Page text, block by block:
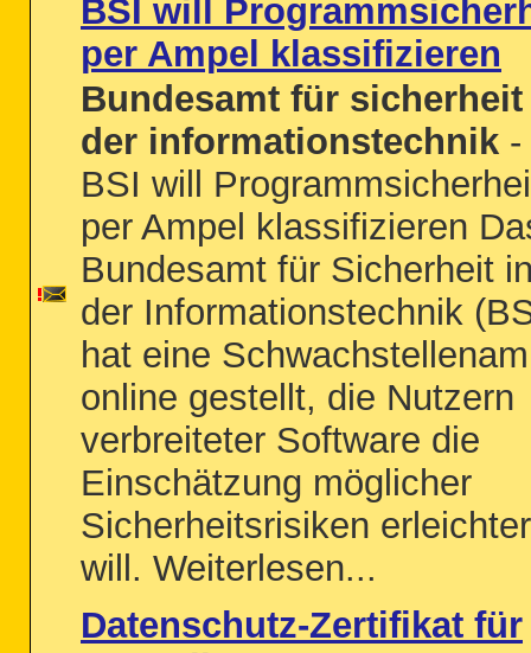
BSI will
per Ampel klassifizieren
Bundesamt für
der informationstechnik -
BSI will
per Ampel klassifizieren
Bundesamt für Sicherheit
der Informationstechnik
hat eine
online gestellt, die Nutzern
verbreiteter Software die
Einschätzung möglicher
Sicherheitsrisiken
will. Weiterlesen...
Datenschutz-Zertifikat für